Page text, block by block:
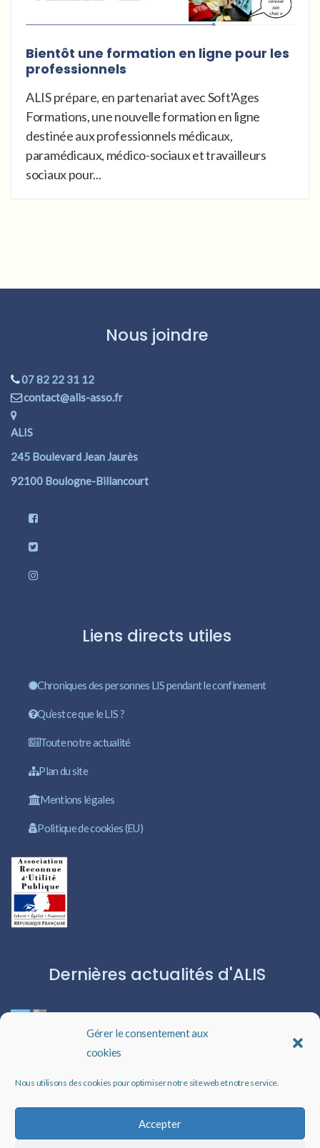
Gérer le consentement aux
cookies
Nous utilisons des cookies pour optimiser notre site web et notre service.
Accepter
Bientôt une formation en ligne pour les
professionnels
ALIS prépare, en partenariat avec Soft'Ages
Formations, une nouvelle formation en ligne
destinée aux professionnels médicaux,
paramédicaux, médico-sociaux et travailleurs
sociaux pour...
Nous joindre
07 82 22 31 12
contact@alis-asso.fr
ALIS
245 Boulevard Jean Jaurès
92100 Boulogne-Billancourt
Liens directs utiles
Chroniques des personnes LIS pendant le confinement
Qu’est ce que le LIS ?
Toute notre actualité
Plan du site
Mentions légales
Politique de cookies (EU)
Dernières actualités d'ALIS
Les livres audio : une porte ouverte sur l’évasion